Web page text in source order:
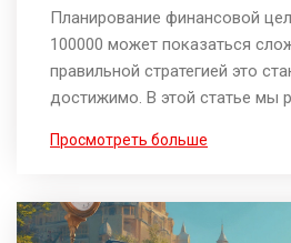
Планирование финансовой
100000 может показаться
правильной стратегией это
достижимо. В этой статье мы
достижения этой цели и
по депозитам, важность
также как бюджетирование
Просмотреть больше